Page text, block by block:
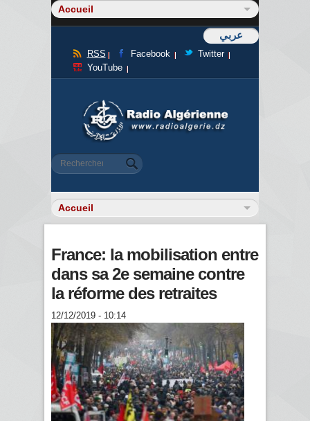
عربي
RSS Facebook
Twitter
YouTube
Formulaire de recherche
Rechercher
France: la mobilisation entre
dans sa 2e semaine contre
la réforme des retraites
12/12/2019 - 10:14